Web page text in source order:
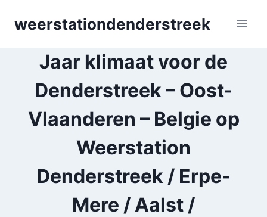
weerstationdenderstreek
Jaar klimaat voor de
Denderstreek – Oost-
Vlaanderen – Belgie op
Weerstation
Denderstreek / Erpe-
Mere / Aalst /